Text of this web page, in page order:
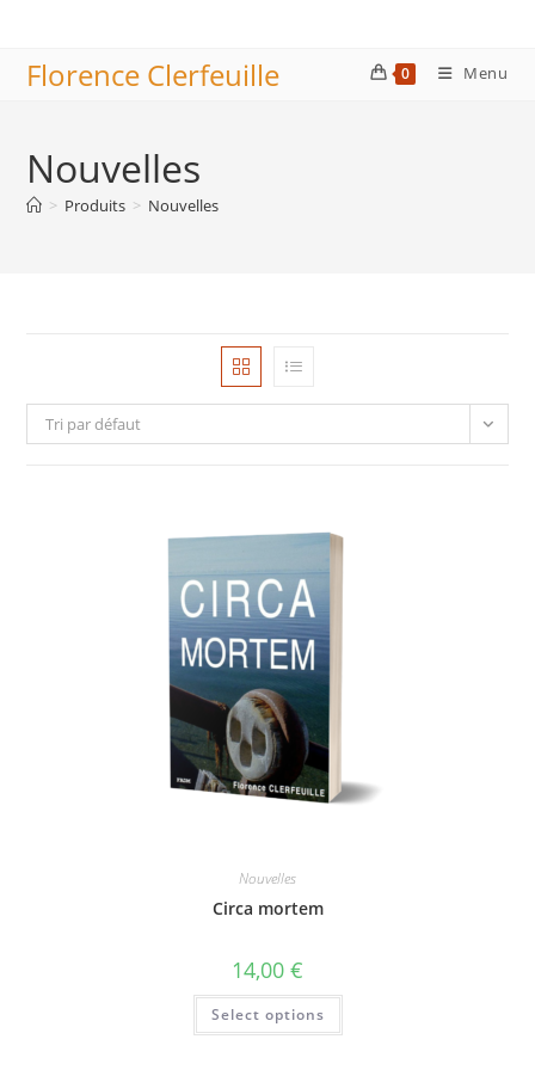
contentFlorence Clerfeuille 0 Menu
Nouvelles
> Produits > Nouvelles
Tri par défaut
Nouvelles
Circa mortem
14,00 €
Select options